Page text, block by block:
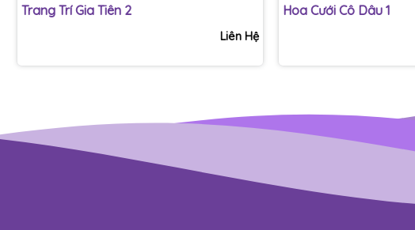
Trang Trí Gia Tiên 2
Liên Hệ
Hoa Cưới Cô Dâu 1